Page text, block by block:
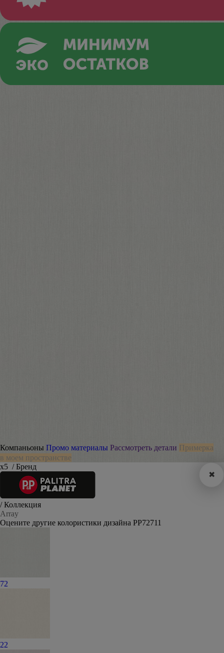
Компаньоны Промо материалы Рассмотреть детали Примерка
в моем пространстве
х5
✖
/ Бренд
/ Коллекция
Array
Оцените другие колористики дизайна PP72711
72
22